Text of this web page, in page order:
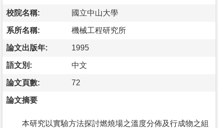
校院名稱: 國立中山大學
系所名稱: 機械工程研究所
論文出版年: 1995
語文別: 中文
論文頁數: 72
論文摘要
本研究以實驗方法探討燃燒場之溫度分佈及行成物之組